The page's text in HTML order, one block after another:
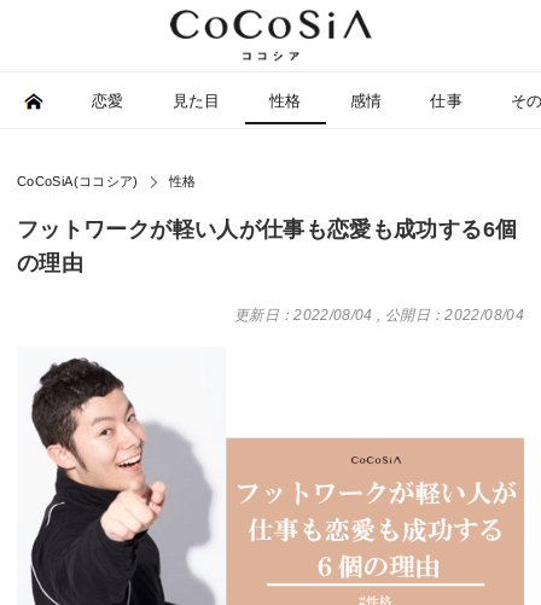
恋愛 見た目 性格 感情 仕事 そ
CoCoSiA(ココシア) 性格
フットワークが軽い人が仕事も恋愛も成功する6個
の理由
更新日：2022/08/04 , 公開日：2022/08/04